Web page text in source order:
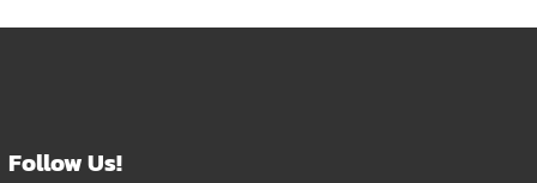
Follow Us!